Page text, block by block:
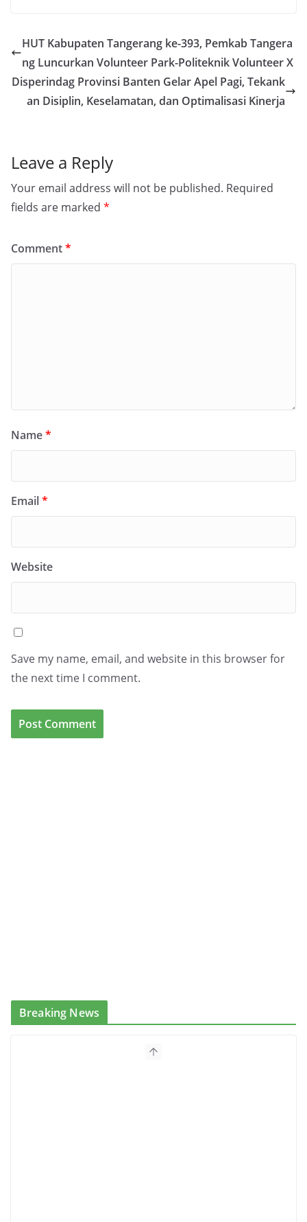
HUT Kabupaten Tangerang ke-393, Pemkab Tangera
ng Luncurkan Volunteer Park-Politeknik Volunteer X
Disperindag Provinsi Banten Gelar Apel Pagi, Tekank
an Disiplin, Keselamatan, dan Optimalisasi Kinerja
Leave a Reply
Your email address will not be published. Required
fields are marked *
Comment*
Name*
Email*
Website
Save my name, email, and website in this browser for
the next time I comment.
Breaking News